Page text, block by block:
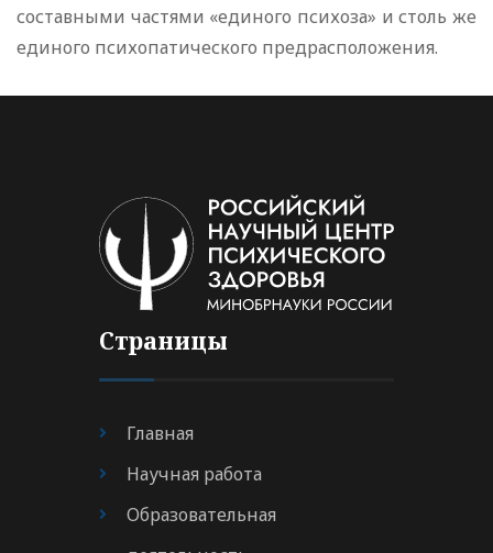
составными частями «единого психоза» и столь же
единого психопатического предрасположения.
Страницы
Главная
Научная работа
Образовательная